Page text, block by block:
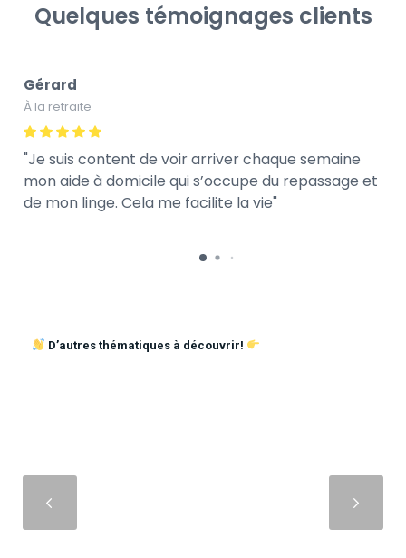
Quelques témoignages clients
Gérard
À la retraite
Je suis content de voir arriver chaque semaine
mon aide à domicile qui s’occupe du repassage et
de mon linge. Cela me facilite la vie
D’autres thématiques à découvrir!